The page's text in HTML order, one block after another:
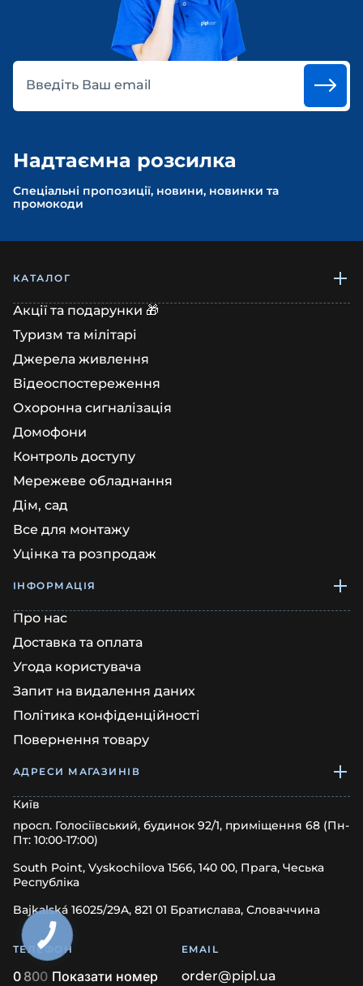
Введіть Ваш email
Надтаємна розсилка
Спеціальні пропозиції, новини, новинки та
промокоди
КАТАЛОГ
Акції та подарунки 🎁
Туризм та мілітарі
Джерела живлення
Відеоспостереження
Охоронна сигналізація
Домофони
Контроль доступу
Мережеве обладнання
Дім, сад
Все для монтажу
Уцінка та розпродаж
ІНФОРМАЦІЯ
Про нас
Доставка та оплата
Угода користувача
Запит на видалення даних
Політика конфіденційності
Повернення товару
АДРЕСИ МАГАЗИНІВ
Київ
просп. Голосіївський, будинок 92/1, приміщення 68 (Пн-
Пт: 10:00-17:00)
South Point, Vyskochilova 1566, 140 00, Прага, Чеська
Республіка
Bajkalská 16025/29A, 821 01 Братислава, Словаччина
ТЕЛЕФОН
0 800 Показати номер
EMAIL
order@pipl.ua